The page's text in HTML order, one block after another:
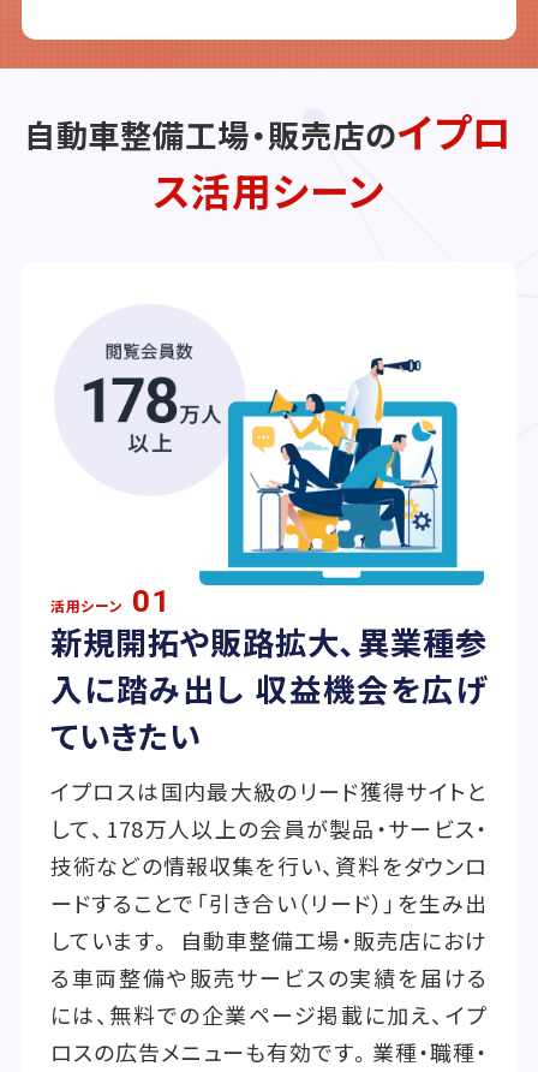
自動車整備工場・販売店のイプロ
ス活用シーン
活用シーン 01
新規開拓や販路拡大、異業種参
入に踏み出し 収益機会を広げ
ていきたい
イプロスは国内最大級のリード獲得サイトと
して、178万人以上の会員が製品・サービス・
技術などの情報収集を行い、資料をダウンロ
ードすることで「引き合い（リード）」を生み出
しています。 自動車整備工場・販売店におけ
る車両整備や販売サービスの実績を届ける
には、無料での企業ページ掲載に加え、イプ
ロスの広告メニューも有効です。業種・職種・